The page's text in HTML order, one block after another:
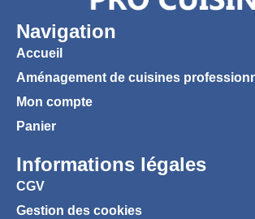
Navigation
Accueil
Aménagement de cuisines
Mon compte
Panier
Informations légales
CGV
Gestion des cookies